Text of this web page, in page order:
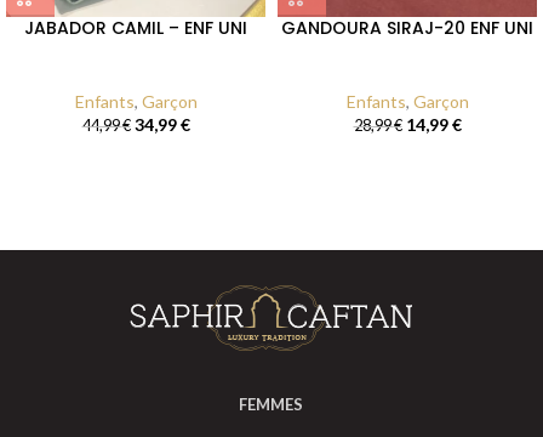
JABADOR CAMIL – ENF UNI
Enfants, Garçon
44,99€ 34,99€
GANDOURA SIRAJ-20 ENF UNI
Enfants, Garçon
28,99€ 14,99€
FEMMES